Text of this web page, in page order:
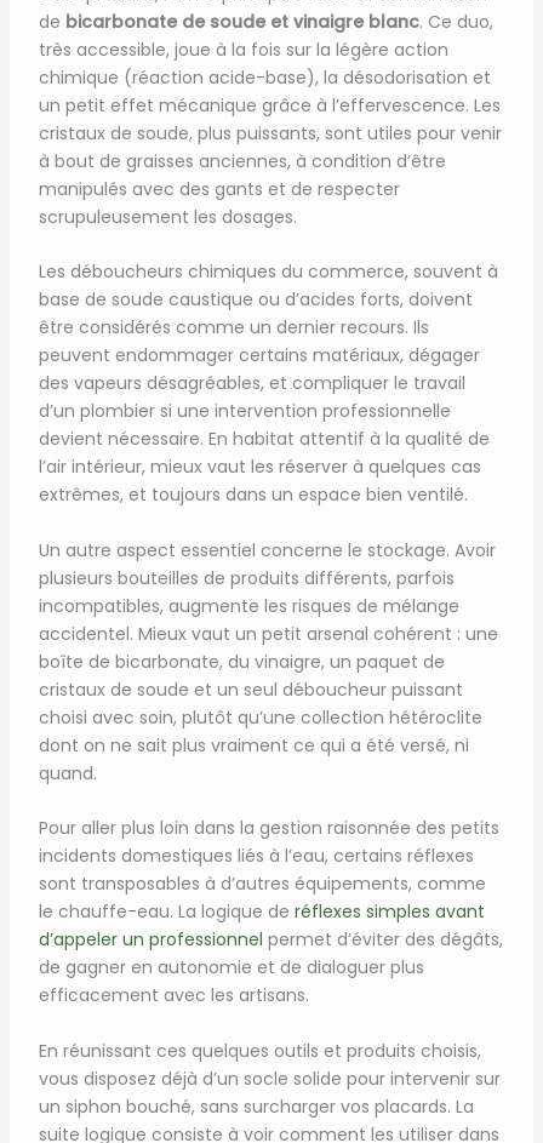
de bicarbonate de soude et vinaigre blanc. Ce duo,
très accessible, joue à la fois sur la légère action
chimique (réaction acide-base), la désodorisation et
un petit effet mécanique grâce à l’effervescence. Les
cristaux de soude, plus puissants, sont utiles pour venir
à bout de graisses anciennes, à condition d’être
manipulés avec des gants et de respecter
scrupuleusement les dosages.
Les déboucheurs chimiques du commerce, souvent à
base de soude caustique ou d’acides forts, doivent
être considérés comme un dernier recours. Ils
peuvent endommager certains matériaux, dégager
des vapeurs désagréables, et compliquer le travail
d’un plombier si une intervention professionnelle
devient nécessaire. En habitat attentif à la qualité de
l’air intérieur, mieux vaut les réserver à quelques cas
extrêmes, et toujours dans un espace bien ventilé.
Un autre aspect essentiel concerne le stockage. Avoir
plusieurs bouteilles de produits différents, parfois
incompatibles, augmente les risques de mélange
accidentel. Mieux vaut un petit arsenal cohérent : une
boîte de bicarbonate, du vinaigre, un paquet de
cristaux de soude et un seul déboucheur puissant
choisi avec soin, plutôt qu’une collection hétéroclite
dont on ne sait plus vraiment ce qui a été versé, ni
quand.
Pour aller plus loin dans la gestion raisonnée des petits
incidents domestiques liés à l’eau, certains réflexes
sont transposables à d’autres équipements, comme
le chauffe-eau. La logique de réflexes simples avant
d’appeler un professionnel permet d’éviter des dégâts,
de gagner en autonomie et de dialoguer plus
efficacement avec les artisans.
En réunissant ces quelques outils et produits choisis,
vous disposez déjà d’un socle solide pour intervenir sur
un siphon bouché, sans surcharger vos placards. La
suite logique consiste à voir comment les utiliser dans